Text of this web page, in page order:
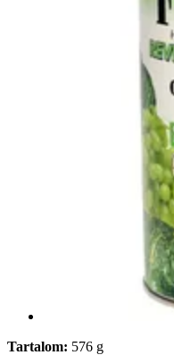
Tartalom: 576 g